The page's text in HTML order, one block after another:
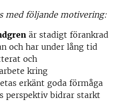
med följande motivering:
är stadigt förankrad
och har under lång tid
och
kring
erkänt goda förmåga
perspektiv bidrar starkt